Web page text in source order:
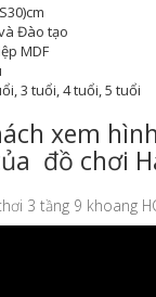
Đào tạo
MDF
3 tuổi, 4 tuổi, 5 tuổi
xem
đồ chơi